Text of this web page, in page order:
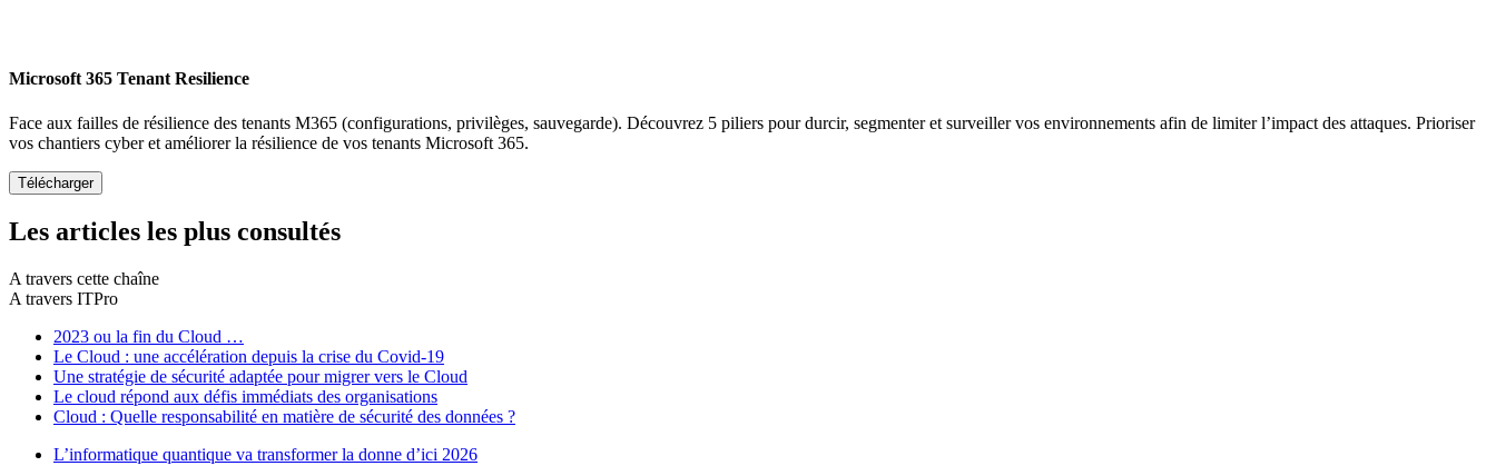
Microsoft 365 Tenant Resilience
Face aux failles de résilience des tenants M365 (configurations, privilèges, sauvegarde). Découvrez 5 piliers pour durcir, segmenter et surveiller vos environnements afin de limiter l’impact des attaques. Prioriser
vos chantiers cyber et améliorer la résilience de vos tenants Microsoft 365.
Les articles les plus consultés
A travers cette chaîne
A travers ITPro
2023 ou la fin du Cloud …
Le Cloud : une accélération depuis la crise du Covid-19
Une stratégie de sécurité adaptée pour migrer vers le Cloud
Le cloud répond aux défis immédiats des organisations
Cloud : Quelle responsabilité en matière de sécurité des données ?
L’informatique quantique va transformer la donne d’ici 2026